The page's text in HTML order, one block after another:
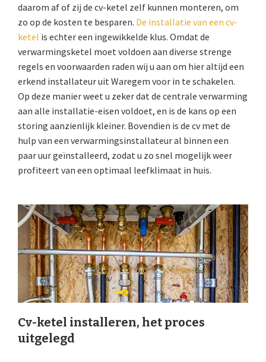
daarom af of zij de cv-ketel zelf kunnen monteren, om
zo op de kosten te besparen. De installatie van een cv-
ketel is echter een ingewikkelde klus. Omdat de
verwarmingsketel moet voldoen aan diverse strenge
regels en voorwaarden raden wij u aan om hier altijd een
erkend installateur uit Waregem voor in te schakelen.
Op deze manier weet u zeker dat de centrale verwarming
aan alle installatie-eisen voldoet, en is de kans op een
storing aanzienlijk kleiner. Bovendien is de cv met de
hulp van een verwarmingsinstallateur al binnen een
paar uur geïnstalleerd, zodat u zo snel mogelijk weer
profiteert van een optimaal leefklimaat in huis.
Cv-ketel installeren, het proces
uitgelegd